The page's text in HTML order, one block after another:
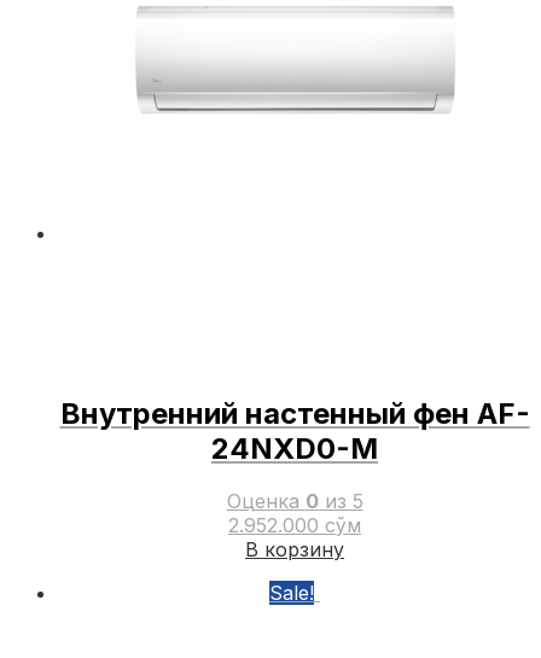
выбрать
товара.
Внутренний настенный фен AF-
24NXD0-M
Оценка 0из 5
2.952.000 сўм
В корзину
Sale!